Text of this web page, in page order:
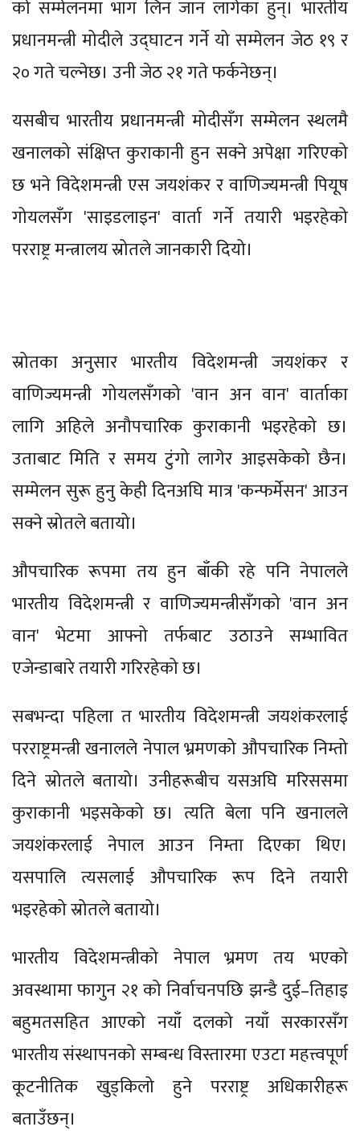
को सम्मेलनमा भाग लिन जान लागेका हुन्। भारतीय
प्रधानमन्त्री मोदीले उद्घाटन गर्ने यो सम्मेलन जेठ १९ र
२० गते चल्नेछ। उनी जेठ २१ गते फर्कनेछन्।
यसबीच भारतीय प्रधानमन्त्री मोदीसँग सम्मेलन स्थलमै
खनालको संक्षिप्त कुराकानी हुन सक्ने अपेक्षा गरिएको
छ भने विदेशमन्त्री एस जयशंकर र वाणिज्यमन्त्री पियूष
गोयलसँग 'साइडलाइन' वार्ता गर्ने तयारी भइरहेको
परराष्ट्र मन्त्रालय स्रोतले जानकारी दियो।
स्रोतका अनुसार भारतीय विदेशमन्त्री जयशंकर र
वाणिज्यमन्त्री गोयलसँगको 'वान अन वान' वार्ताका
लागि अहिले अनौपचारिक कुराकानी भइरहेको छ।
उताबाट मिति र समय टुंगो लागेर आइसकेको छैन।
सम्मेलन सुरू हुनु केही दिनअघि मात्र 'कन्फर्मेसन' आउन
सक्ने स्रोतले बतायो।
औपचारिक रूपमा तय हुन बाँकी रहे पनि नेपालले
भारतीय विदेशमन्त्री र वाणिज्यमन्त्रीसँगको 'वान अन
वान' भेटमा आफ्नो तर्फबाट उठाउने सम्भावित
एजेन्डाबारे तयारी गरिरहेको छ।
सबभन्दा पहिला त भारतीय विदेशमन्त्री जयशंकरलाई
परराष्ट्रमन्त्री खनालले नेपाल भ्रमणको औपचारिक निम्तो
दिने स्रोतले बतायो। उनीहरूबीच यसअघि मरिससमा
कुराकानी भइसकेको छ। त्यति बेला पनि खनालले
जयशंकरलाई नेपाल आउन निम्ता दिएका थिए।
यसपालि त्यसलाई औपचारिक रूप दिने तयारी
भइरहेको स्रोतले बतायो।
भारतीय विदेशमन्त्रीको नेपाल भ्रमण तय भएको
अवस्थामा फागुन २१ को निर्वाचनपछि झन्डै दुई–तिहाइ
बहुमतसहित आएको नयाँ दलको नयाँ सरकारसँग
भारतीय संस्थापनको सम्बन्ध विस्तारमा एउटा महत्त्वपूर्ण
कूटनीतिक खुड्किलो हुने परराष्ट्र अधिकारीहरू
बताउँछन्।